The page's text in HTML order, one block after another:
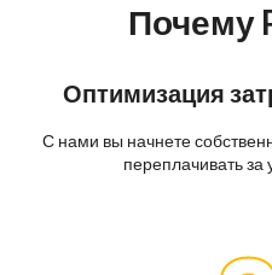
Почему
Оптимизация
С нами вы начнете
переплачивать за